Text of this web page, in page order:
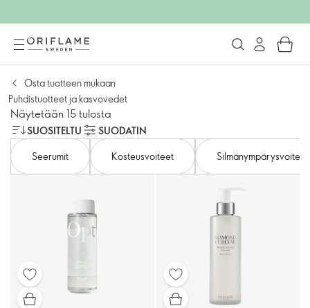
Osta tuotteen mukaan
Puhdistuotteet ja kasvovedet
Näytetään 15 tulosta
SUOSITELTU
SUODATIN
Seerumit
Kosteusvoiteet Silmänympärysvoiteet